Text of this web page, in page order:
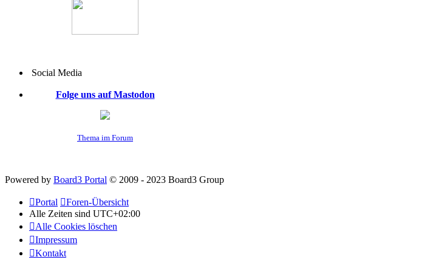
Social Media
Folge uns auf Mastodon
Thema im Forum
Powered by Board3 Portal © 2009 - 2023 Board3 Group
Portal
Foren-Übersicht
Alle Zeiten sind UTC+02:00
Alle Cookies löschen
Impressum
Kontakt